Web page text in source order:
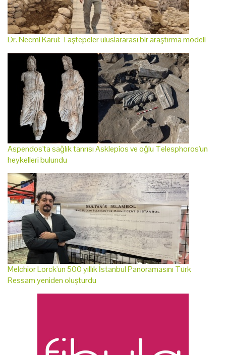
Dr. Necmi Karul: Taştepeler uluslararası bir araştırma modeli
Aspendos'ta sağlık tanrısı Asklepios ve oğlu Telesphoros'un
heykelleri bulundu
Melchior Lorck'un 500 yıllık İstanbul Panoramasını Türk
Ressam yeniden oluşturdu